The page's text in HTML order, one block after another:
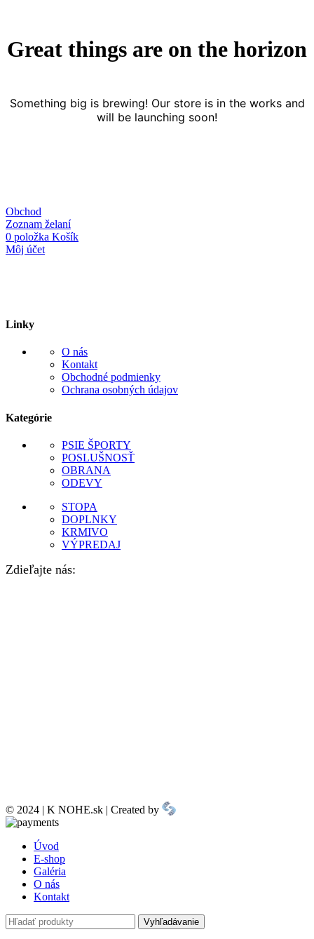
Great things are on the horizon
Something big is brewing! Our store is in the works and
will be launching soon!
Obchod
Zoznam želaní
0 položka Košík
Môj účet
Linky
O nás
Kontakt
Obchodné podmienky
Ochrana osobných údajov
Kategórie
PSIE ŠPORTY
POSLUŠNOSŤ
OBRANA
ODEVY
STOPA
DOPLNKY
KRMIVO
VÝPREDAJ
Zdieľajte nás:
© 2024 | K NOHE.sk | Created by
Úvod
E-shop
Galéria
O nás
Kontakt
Vyhľadávanie